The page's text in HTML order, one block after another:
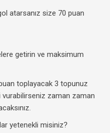
atarsanız size 70 puan
getirin ve maksimum
toplayacak 3 topunuz
vurabilirseniz zaman zaman
yetenekli misiniz?